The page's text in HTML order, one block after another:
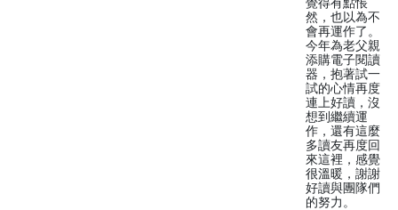
然，也以為不
會再運作了。
今年為老父親
添購電子閱讀
器，抱著試一
試的心情再度
連上好讀，沒
想到繼續運
作，還有這麼
多讀友再度回
來這裡，感覺
很溫暖，謝謝
好讀與團隊們
的努力。